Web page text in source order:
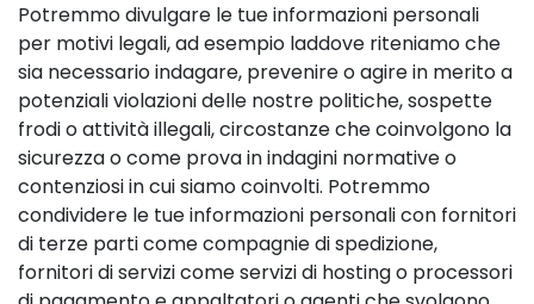
Potremmo divulgare le tue informazioni personali
per motivi legali, ad esempio laddove riteniamo che
sia necessario indagare, prevenire o agire in merito a
potenziali violazioni delle nostre politiche, sospette
frodi o attività illegali, circostanze che coinvolgono la
sicurezza o come prova in indagini normative o
contenziosi in cui siamo coinvolti. Potremmo
condividere le tue informazioni personali con fornitori
di terze parti come compagnie di spedizione,
fornitori di servizi come servizi di hosting o processori